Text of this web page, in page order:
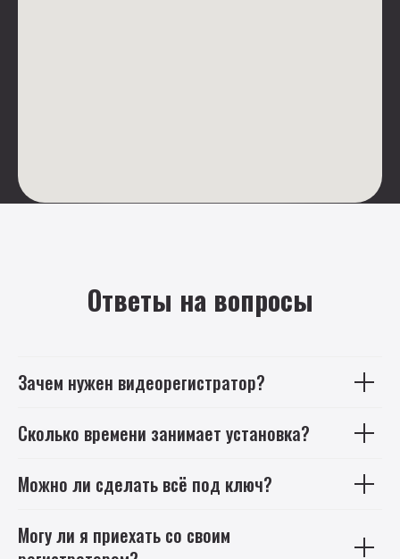
Ответы на вопросы
Зачем нужен видеорегистратор?
Сколько времени занимает установка?
Можно ли сделать всё под ключ?
Могу ли я приехать со своим